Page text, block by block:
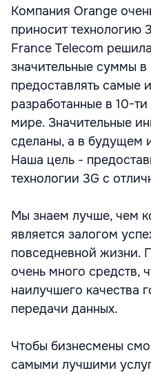
Компания Orange
приносит технологию
France Telecom
значительные суммы
предоставлять самые
разработанные в 10-
мире. Значительные
сделаны, а в будущем
Наша цель -
технологии 3G с
Мы знаем лучше, чем
является залогом
повседневной жизни.
очень много средств,
наилучшего качества
передачи данных.
Чтобы бизнесмены
самыми лучшими